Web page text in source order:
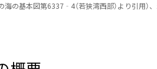
の基本図第6337‐4（若狭湾西部）より引用